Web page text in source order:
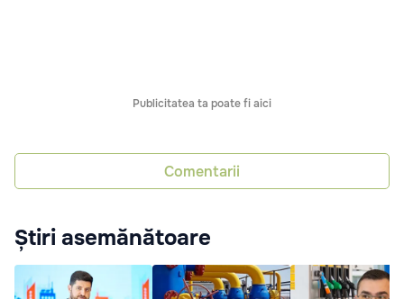
Publicitatea ta poate fi aici
Comentarii
Știri asemănătoare